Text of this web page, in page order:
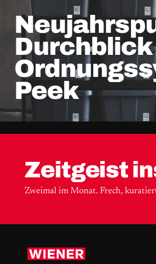
Durchblick
Peek
Zeitgeist
Zweimal im Monat. Frech,